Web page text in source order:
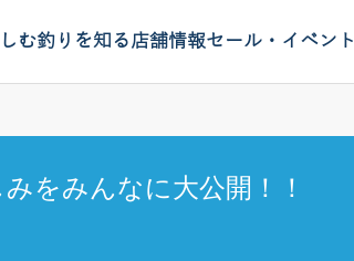
む釣りを知る店舗情報セール・イベント
をみんなに大公開！！